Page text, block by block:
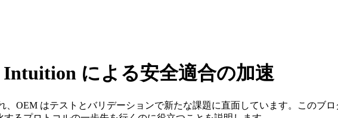
による安全適合の加速
OEM はテストとバリデーションで新たな課題に直面しています。このブ